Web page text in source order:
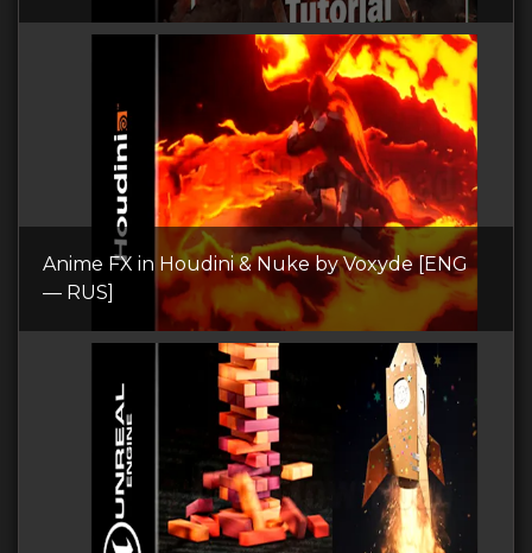
Anime FX in Houdini & Nuke by Voxyde [ENG
— RUS]